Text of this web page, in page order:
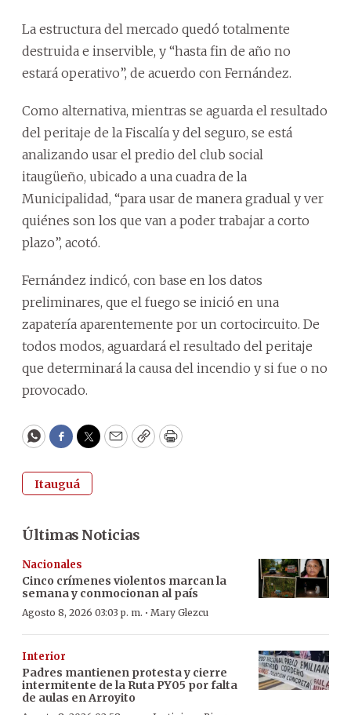
La estructura del mercado quedó totalmente
destruida e inservible, y “hasta fin de año no
estará operativo”, de acuerdo con Fernández.
Como alternativa, mientras se aguarda el resultado
del peritaje de la Fiscalía y del seguro, se está
analizando usar el predio del club social
itaugüeño, ubicado a una cuadra de la
Municipalidad, “para usar de manera gradual y ver
quiénes son los que van a poder trabajar a corto
plazo”, acotó.
Fernández indicó, con base en los datos
preliminares, que el fuego se inició en una
zapatería aparentemente por un cortocircuito. De
todos modos, aguardará el resultado del peritaje
que determinará la causa del incendio y si fue o no
provocado.
WhatsApp
Facebook
Twitter
EmailCopyPrint
Itauguá
Últimas Noticias
Nacionales
Cinco crímenes violentos marcan la
semana y conmocionan al país
Agosto 8, 2026 03:03 p. m. · Mary Glezcu
Interior
Padres mantienen protesta y cierre
intermitente de la Ruta PY05 por falta
de aulas en Arroyito